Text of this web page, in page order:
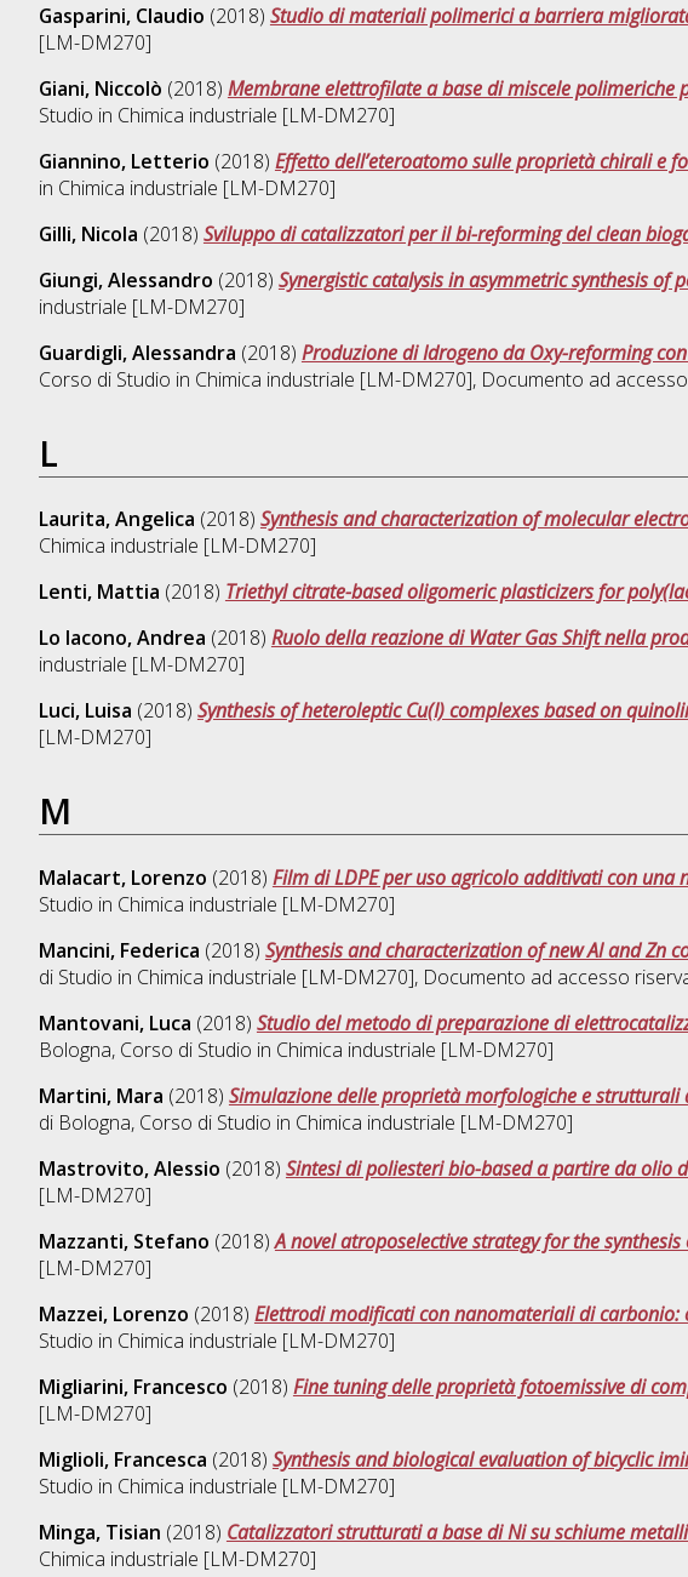
Gasparini, Claudio (2018) Studio di materiali polimerici a barriera
[LM-DM270]
Giani, Niccolò (2018) Membrane elettrofilate a base di miscele
Studio in Chimica industriale [LM-DM270]
Giannino, Letterio (2018) Effetto dell’eteroatomo sulle proprietà chirali e
in Chimica industriale [LM-DM270]
Gilli, Nicola (2018) Sviluppo di catalizzatori per il bi-reforming del clean
Giungi, Alessandro (2018) Synergistic catalysis in asymmetric synthesis of
industriale [LM-DM270]
Guardigli, Alessandra (2018) Produzione di Idrogeno da Oxy-reforming
Corso di Studio in Chimica industriale [LM-DM270], Documento ad
L
Laurita, Angelica (2018) Synthesis and characterization of molecular
Chimica industriale [LM-DM270]
Lenti, Mattia (2018) Triethyl citrate-based oligomeric plasticizers for
Lo Iacono, Andrea (2018) Ruolo della reazione di Water Gas Shift nella
industriale [LM-DM270]
Luci, Luisa (2018) Synthesis of heteroleptic Cu(I) complexes based on
[LM-DM270]
M
Malacart, Lorenzo (2018) Film di LDPE per uso agricolo additivati con una
Studio in Chimica industriale [LM-DM270]
Mancini, Federica (2018) Synthesis and characterization of new Al and Zn
di Studio in Chimica industriale [LM-DM270], Documento ad accesso
Mantovani, Luca (2018) Studio del metodo di preparazione di
Bologna, Corso di Studio in Chimica industriale [LM-DM270]
Martini, Mara (2018) Simulazione delle proprietà morfologiche e
di Bologna, Corso di Studio in Chimica industriale [LM-DM270]
Mastrovito, Alessio (2018) Sintesi di poliesteri bio-based a partire da olio
[LM-DM270]
Mazzanti, Stefano (2018)A novel atroposelective strategy for the
[LM-DM270]
Mazzei, Lorenzo (2018) Elettrodi modificati con nanomateriali di
Studio in Chimica industriale [LM-DM270]
Migliarini, Francesco (2018) Fine tuning delle proprietà fotoemissive di
[LM-DM270]
Miglioli, Francesca (2018) Synthesis and biological evaluation of bicyclic
Studio in Chimica industriale [LM-DM270]
Minga, Tisian (2018) Catalizzatori strutturati a base di Ni su schiume
Chimica industriale [LM-DM270]